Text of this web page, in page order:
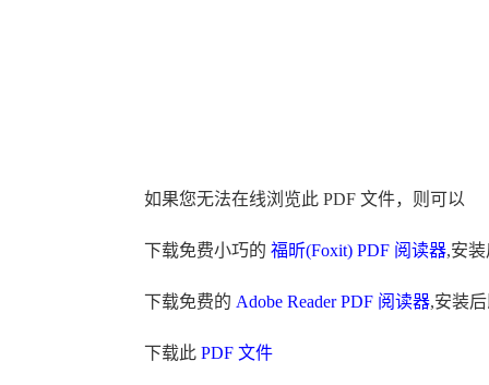
如果您无法在线浏览此 PDF 文件，则可以
下载免费小巧的 福昕(Foxit) PDF 阅读器,安
下载免费的 Adobe Reader PDF 阅读器,安装
下载此 PDF 文件